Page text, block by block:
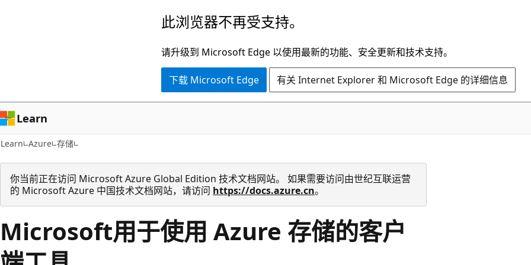
容
此浏览器不再受支持。
请升级到 Microsoft Edge 以使用最新的功能、安全更新和技术支持。
下载 Microsoft Edge 有关 Internet Explorer 和 Microsoft Edge 的详细信息
Learn
Learn Azure 存储
你当前正在访问 Microsoft Azure Global Edition 技术文档网站。 如果需要访问由世纪互联运营
的 Microsoft Azure 中国技术文档网站，请访问 https://docs.azure.cn。
Microsoft用于使用 Azure 存储的客户